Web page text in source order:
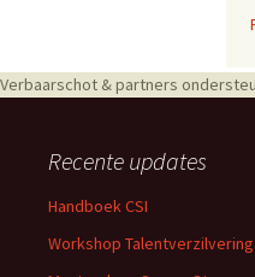
Verbaarschot & partners
Recente updates
Handboek CSI
Workshop Talentverzilvering